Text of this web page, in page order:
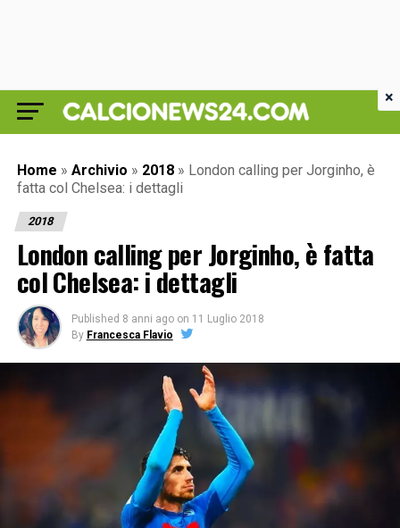
Home » Archivio » 2018 » London calling per Jorginho, è
fatta col Chelsea: i dettagli
2018
London calling per Jorginho, è fatta
col Chelsea: i dettagli
Published 8 anni ago on 11 Luglio 2018
By Francesca Flavio
×